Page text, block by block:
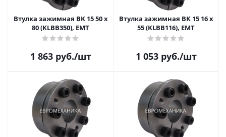
Втулка зажимная BK 15 50 x
80 (KLBB350), EMT
1 863руб./шт
Втулка зажимная BK 15 16 x
55 (KLBB116), EMT
1 053руб./шт